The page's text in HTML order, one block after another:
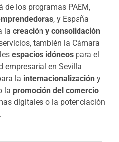
de los programas PAEM,
, y España
la creación y consolidación
también la Cámara
espacios idóneos para el
empresarial en Sevilla
la internacionalización y
la promoción del comercio
digitales o la potenciación